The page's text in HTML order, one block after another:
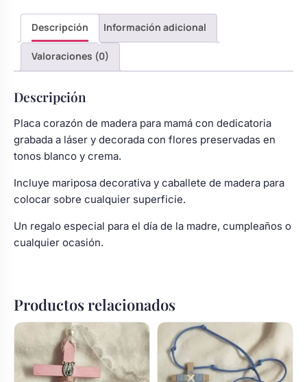
Descripción Información adicional
Valoraciones (0)
Descripción
Placa corazón de madera para mamá con dedicatoria
grabada a láser y decorada con flores preservadas en
tonos blanco y crema.
Incluye mariposa decorativa y caballete de madera para
colocar sobre cualquier superficie.
Un regalo especial para el día de la madre, cumpleaños o
cualquier ocasión.
Productos relacionados